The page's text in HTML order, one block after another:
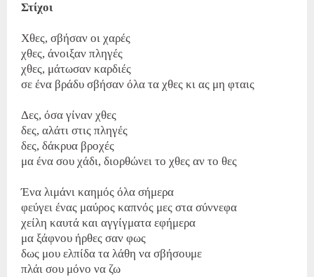
Στίχοι
Χθες, σβήσαν οι χαρές
χθες, άνοιξαν πληγές
χθες, μάτωσαν καρδιές
σε ένα βράδυ σβήσαν όλα τα χθες κι ας μη φταις
Δες, όσα γίναν χθες
δες, αλάτι στις πληγές
δες, δάκρυα βροχές
μα ένα σου χάδι, διορθώνει το χθες αν το θες
Ένα λιμάνι καημός όλα σήμερα
φεύγει ένας μαύρος καπνός μες στα σύννεφα
χείλη καυτά και αγγίγματα εφήμερα
μα ξάφνου ήρθες σαν φως
δως μου ελπίδα τα λάθη να σβήσουμε
πλάι σου μόνο να ζω